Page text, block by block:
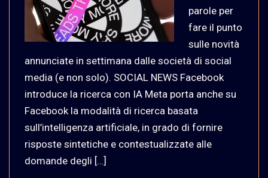
parole per
fare il punto
sulle novità
annunciate in settimana dalle società di social
media (e non solo). SOCIAL NEWS Facebook
introduce la ricerca con IA Meta porta anche su
Facebook la modalità di ricerca basata
sull’intelligenza artificiale, in grado di fornire
risposte sintetiche e contestualizzate alle
domande degli […]